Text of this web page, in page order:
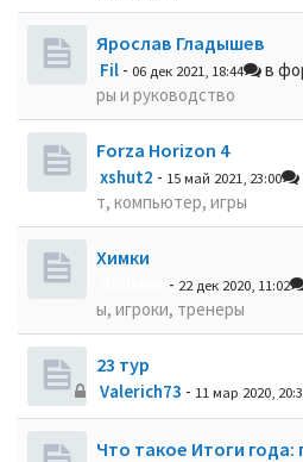
Ярослав Гладышев
Fil - 06 дек 2021, 18:44 в
ры и руководство
Forza Horizon 4
xshut2 - 15 май 2021, 23:00
т, компьютер, игры
Химки
- 22 дек 2020, 11:02
ы, игроки, тренеры
23 тур
Valerich73 - 11 мар 2020,
Что такое Итоги года: